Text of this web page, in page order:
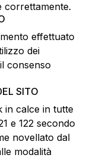
correttamente.
effettuato
dei
consenso
SITO
in calce in tutte
e 122 secondo
novellato dal
modalità